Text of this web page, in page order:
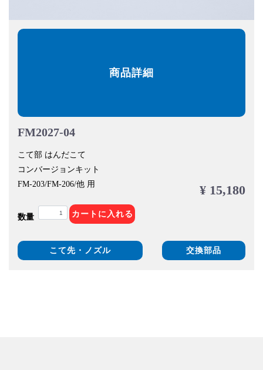
商品詳細
FM2027-04
こて部 はんだこて
コンバージョンキット
FM-203/FM-206/他 用
¥ 15,180
数量 カートに入れる
こて先・ノズル 交換部品